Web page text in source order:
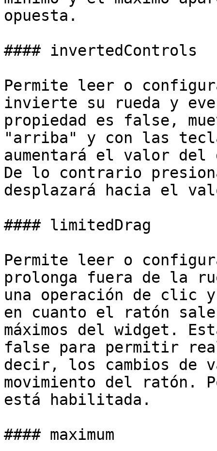
opuesta.
#### invertedControls
Permite leer o
invierte su rueda y
propiedad es false,
"arriba" y con las
aumentará el valor del
De lo contrario
desplazará hacia el
#### limitedDrag
Permite leer o
prolonga fuera de la
una operación de clic
en cuanto el ratón
máximos del widget.
false para permitir
decir, los cambios de
movimiento del ratón.
está habilitada.
#### maximum